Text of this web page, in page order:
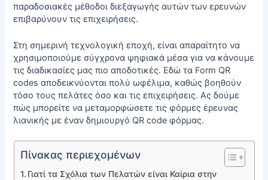
παραδοσιακές μέθοδοι διεξαγωγής αυτών των ερευνών
επιβαρύνουν τις επιχειρήσεις.
Στη σημερινή τεχνολογική εποχή, είναι απαραίτητο να
χρησιμοποιούμε σύγχρονα ψηφιακά μέσα για να κάνουμε
τις διαδικασίες μας πιο αποδοτικές. Εδώ τα Form QR
codes αποδεικνύονται πολύ ωφέλιμα, καθώς βοηθούν
τόσο τους πελάτες όσο και τις επιχειρήσεις. Ας δούμε
πώς μπορείτε να μεταμορφώσετε τις φόρμες έρευνας
λιανικής με έναν δημιουργό QR code φόρμας.
Πίνακας περιεχομένων
Γιατί τα Σχόλια των Πελατών είναι Καίρια στην